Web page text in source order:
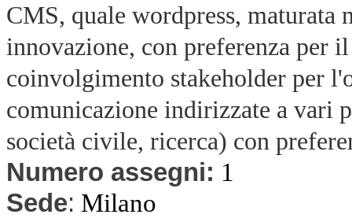
CMS, quale wordpress,
innovazione, con preferenza per
coinvolgimento stakeholder per
comunicazione indirizzate a vari
società civile, ricerca) con
Numero assegni: 1
Sede: Milano